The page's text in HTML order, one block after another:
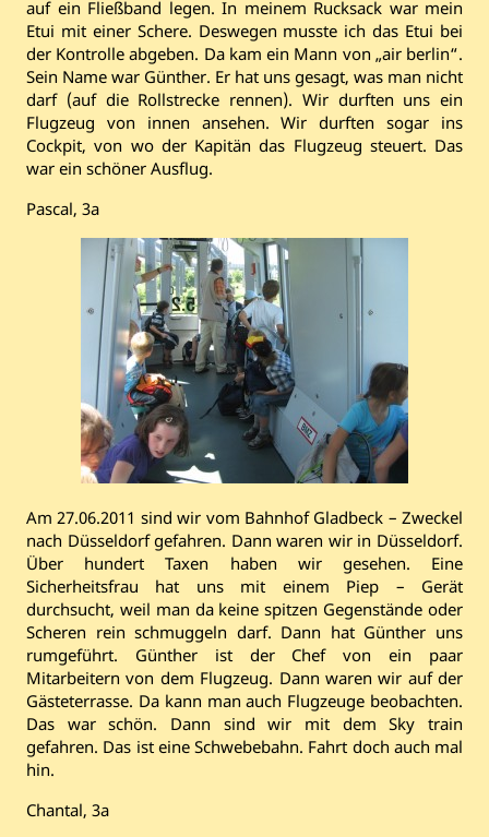
auf ein Fließband legen. In meinem Rucksack war mein
Etui mit einer Schere. Deswegen musste ich das Etui bei
der Kontrolle abgeben. Da kam ein Mann von „air berlin“.
Sein Name war Günther. Er hat uns gesagt, was man nicht
darf (auf die Rollstrecke rennen). Wir durften uns ein
Flugzeug von innen ansehen. Wir durften sogar ins
Cockpit, von wo der Kapitän das Flugzeug steuert. Das
war ein schöner Ausflug.
Pascal, 3a
Am 27.06.2011 sind wir vom Bahnhof Gladbeck – Zweckel
nach Düsseldorf gefahren. Dann waren wir in Düsseldorf.
Über hundert Taxen haben wir gesehen. Eine
Sicherheitsfrau hat uns mit einem Piep – Gerät
durchsucht, weil man da keine spitzen Gegenstände oder
Scheren rein schmuggeln darf. Dann hat Günther uns
rumgeführt. Günther ist der Chef von ein paar
Mitarbeitern von dem Flugzeug. Dann waren wir auf der
Gästeterrasse. Da kann man auch Flugzeuge beobachten.
Das war schön. Dann sind wir mit dem Sky train
gefahren. Das ist eine Schwebebahn. Fahrt doch auch mal
hin.
Chantal, 3a